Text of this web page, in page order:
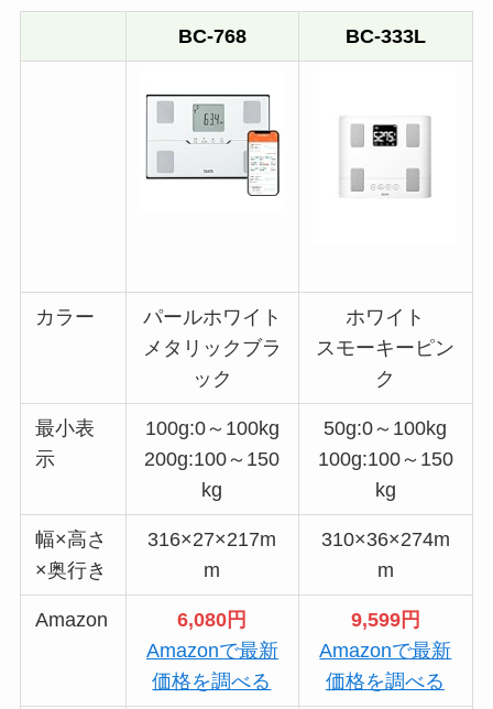
BC-768 BC-333L
カラー
パールホワイト
メタリックブラ
ック
ホワイト
スモーキーピン
ク
最小表
示
100g:0～100kg
200g:100～150
kg
50g:0～100kg
100g:100～150
kg
幅×高さ
×奥行き
316×27×217m
m
310×36×274m
m
Amazon
6,080円
Amazonで最新
価格を調べる
9,599円
Amazonで最新
価格を調べる